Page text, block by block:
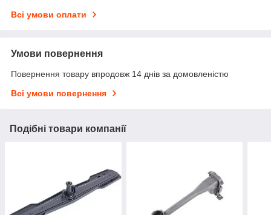
Всі умови оплати
Умови повернення
Повернення товару впродовж 14 днів за домовленістю
Всі умови повернення
Подібні товари компанії